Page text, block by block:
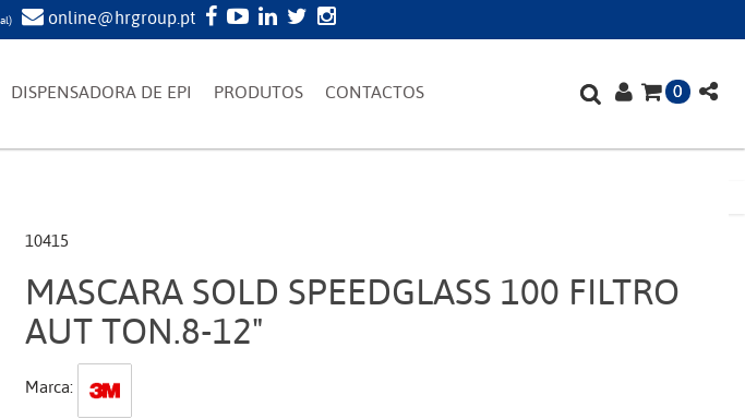
online@hrgroup.pt
DISPENSADORA DE EPI PRODUTOS CONTACTOS 0
10415
MASCARA SOLD SPEEDGLASS 100 FILTRO
AUT TON.8-12"
Marca: